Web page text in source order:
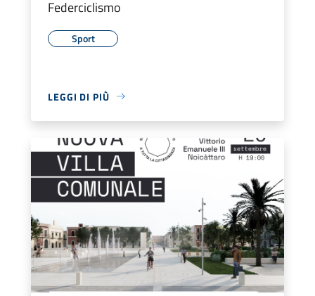
Federciclismo
Sport
LEGGI DI PIÙ